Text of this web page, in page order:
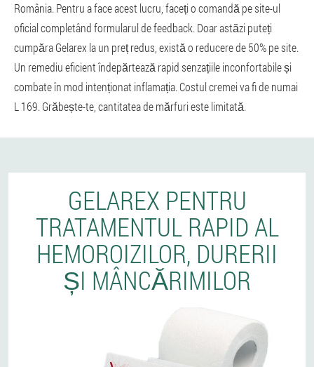
România. Pentru a face acest lucru, faceți o comandă pe site-ul
oficial completând formularul de feedback. Doar astăzi puteți
cumpăra Gelarex la un preț redus, există o reducere de 50% pe site.
Un remediu eficient îndepărtează rapid senzațiile inconfortabile și
combate în mod intenționat inflamația. Costul cremei va fi de numai
L 169. Grăbește-te, cantitatea de mărfuri este limitată.
GELAREX PENTRU
TRATAMENTUL RAPID AL
HEMOROIZILOR, DURERII
ȘI MÂNCĂRIMILOR